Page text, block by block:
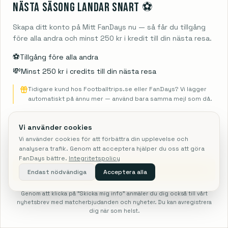
FLYG + BILJETT HOTELL + BILJETT
4. sep. 2026– 7. sep. 2026
PREMIERSHIP (DEN BEDSTE SKOTSKE FODBOLDRÆKKE)
7 056 SEK 4 482 SEK 8 792 SEK
Manchester City
4. sep. 2026 – 6. sep. 2026 2 nätter PREMIER LEAGUE
FLYG + BILJETT
6 339 SEK
HOTELL + BILJETT
3 683 SEK
PREMIUMPAKET
9 560 SEK
Nästa säsong landar snart ⚽️
Skapa ditt konto på Mitt FanDays nu — så får du tillgång
före alla andra och minst 250 kr i kredit till din nästa resa.
⚽️Tillgång före alla andra
💸Minst 250 kr i credits till din nästa resa
Tidigare kund hos Footballtrips.se eller FanDays? Vi lägger
automatiskt på ännu mer — använd bara samma mejl som då.
Skicka mig info
Genom att klicka på "Skicka mig info" anmäler du dig också till vårt
nyhetsbrev med matcherbjudanden och nyheter. Du kan avregistrera
dig när som helst.
Vi använder cookies
Vi använder cookies för att förbättra din upplevelse och
analysera trafik. Genom att acceptera hjälper du oss att göra
FanDays bättre. Integritetspolicy
Endast nödvändiga
Acceptera alla